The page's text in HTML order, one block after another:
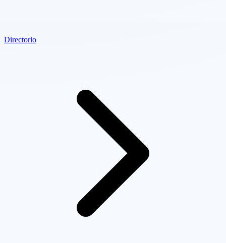
Directorio